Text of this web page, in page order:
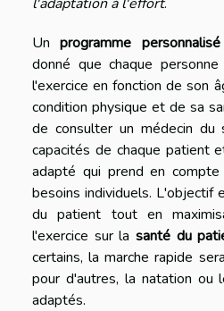
Unprogramme personnalisé
donné que chaque
l'exercice en fonction de son
condition physique et de sa
de consulter un médecin
capacités de chaque patient
adapté qui prend en
besoins individuels. L'objectif
du patient tout en
l'exercice sur la santé du
certains, la marche rapide
pour d'autres, la natation ou
adaptés.